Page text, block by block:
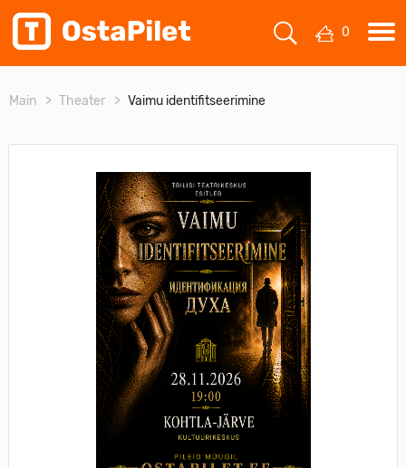
0
Main Theater Vaimu identifitseerimine